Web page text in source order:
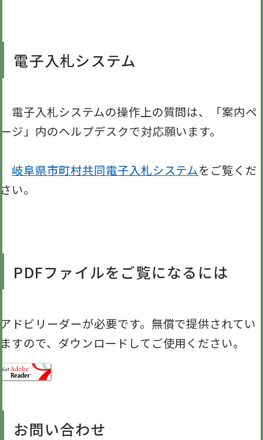
電子入札システム
電子入札システムの操作上の質問は、「案内ペ
ージ」内のヘルプデスクで対応願います。
岐阜県市町村共同電子入札システムをご覧くだ
さい。
PDFファイルをご覧になるには
アドビリーダーが必要です。無償で提供されてい
ますので、ダウンロードしてご使用ください。
お問い合わせ